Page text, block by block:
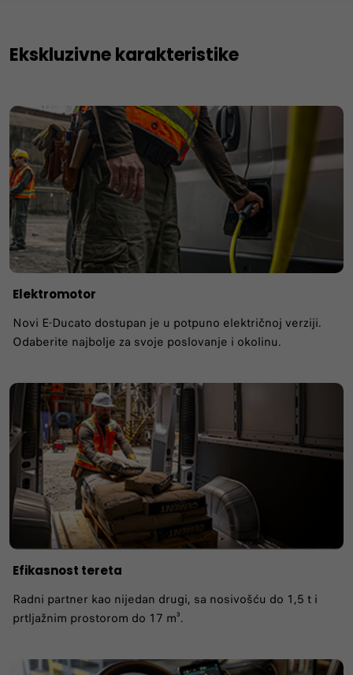
Ekskluzivne karakteristike
Elektromotor
Novi E-Ducato dostupan je u potpuno električnoj verziji.
Odaberite najbolje za svoje poslovanje i okolinu.
Efikasnost tereta
Radni partner kao nijedan drugi, sa nosivošću do 1,5 t i
prtljažnim prostorom do 17 m³.